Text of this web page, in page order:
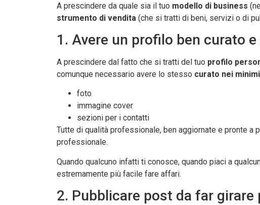
A prescindere da quale sia il tuo modello di business
strumento di vendita (che si tratti di beni, servizi o di
1. Avere un profilo ben curato
A prescindere dal fatto che si tratti del tuo profilo
comunque necessario avere lo stesso curato nei
foto
immagine cover
sezioni per i contatti
Tutte di qualità professionale, ben aggiornate e pronte a
professionale.
Quando qualcuno infatti ti conosce, quando piaci a
estremamente più facile fare affari.
2. Pubblicare post da far